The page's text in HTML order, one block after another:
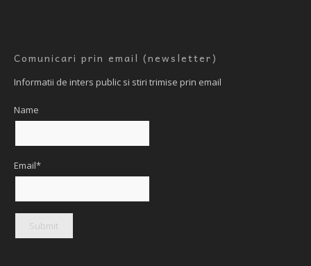
Comunicari prin email (newsletter)
Informatii de inters public si stiri trimise prin email
Name
Email*